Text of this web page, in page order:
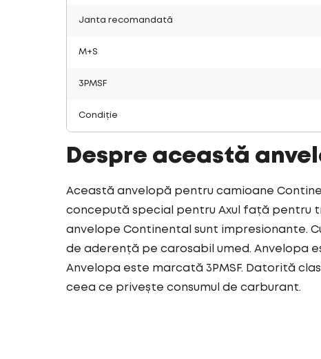
Janta recomandată
M+S
3PMSF
Condiție
Despre această
Această anvelopă pentru camioane
concepută special pentru Axul față pentru
anvelope Continental sunt impresionante.
de aderență pe carosabil umed. Anvelopa
Anvelopa este marcată 3PMSF. Datorită
ceea ce privește consumul de carburant.